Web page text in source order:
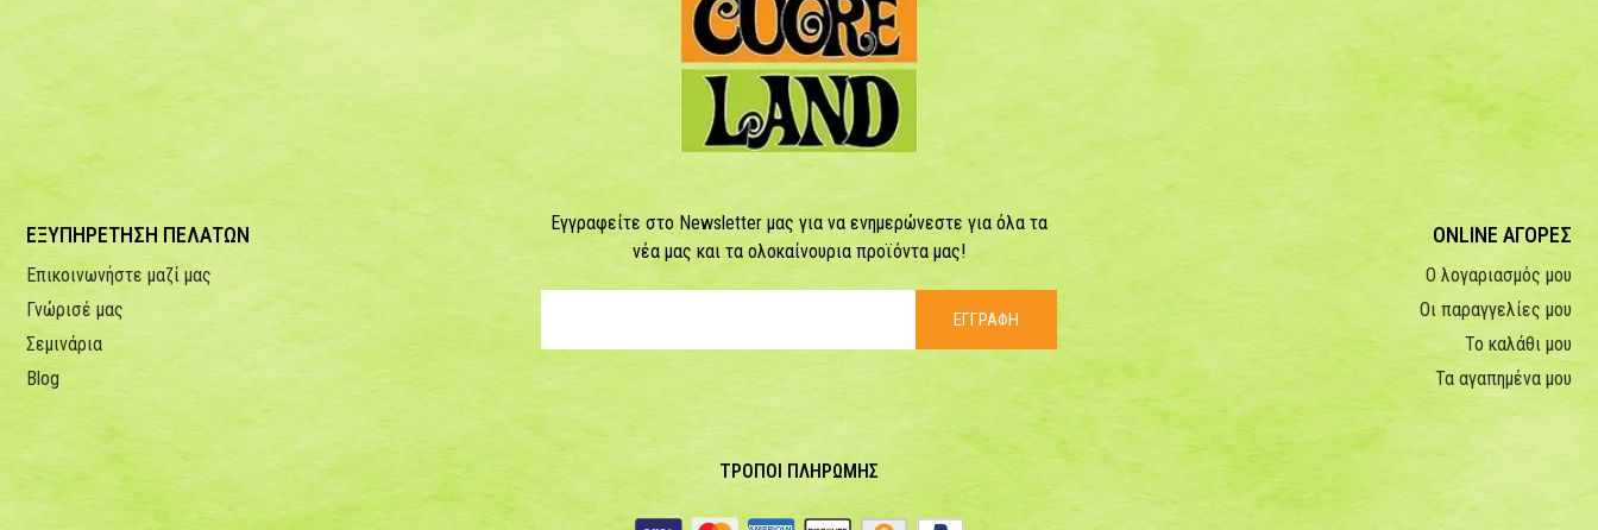
ΕΞΥΠΗΡΕΤΗΣΗ ΠΕΛΑΤΩΝ
Επικοινωνήστε μαζί μας
Γνώρισέ μας
Σεμινάρια
Blog
Εγγραφείτε στο Newsletter μας για να ενημερώνεστε για όλα τα
νέα μας και τα ολοκαίνουρια προϊόντα μας!
ΕΓΓΡΑΦΗ
ONLINE ΑΓΟΡΕΣ
Ο λογαριασμός μου
Οι παραγγελίες μου
Το καλάθι μου
Τα αγαπημένα μου
ΤΡΟΠΟΙ ΠΛΗΡΩΜΗΣ